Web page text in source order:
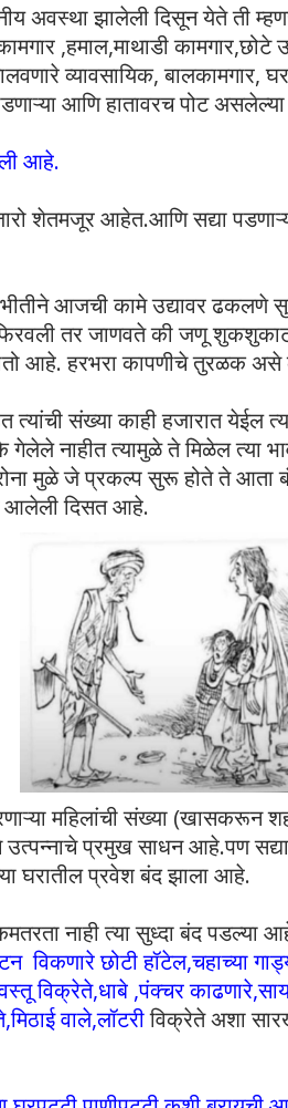
अवस्था झालेली दिसून येते ती
,हमाल,माथाडी कामगार,छोटे
व्यावसायिक, बालकामगार,
आणि हातावरच पोट
आहे.
शेतमजूर आहेत.आणि सद्या
भीतीने आजची कामे उद्यावर
तर जाणवते की जणू
आहे. हरभरा कापणीचे तुरळक
संख्या काही हजारात येईल
गेलेले नाहीत त्यामुळे ते मिळेल त्या
मुळे जे प्रकल्प सुरू होते ते आता
आलेली दिसत आहे.
महिलांची संख्या (खासकरून
प्रमुख साधन आहे.पण सद्या
घरातील प्रवेश बंद झाला आहे.
नाही त्या सुध्दा बंद पडल्या
विकणारे छोटी हॉटेल,चहाच्या
वस्तू विक्रेते,धाबे ,पंक्चर
वाले,लॉटरीविक्रेते अशा